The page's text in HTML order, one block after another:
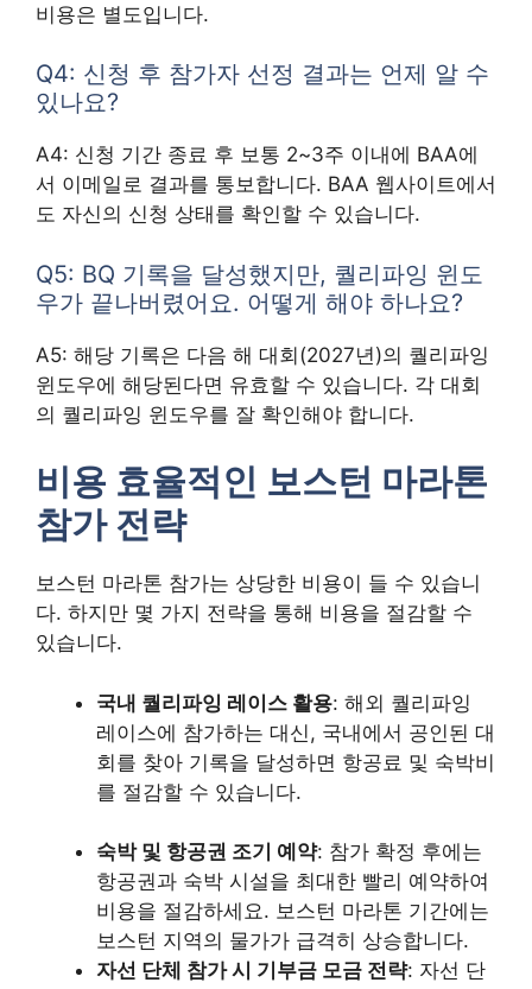
비용은 별도입니다.
Q4: 신청 후 참가자 선정 결과는 언제 알 수
있나요?
A4: 신청 기간 종료 후 보통 2~3주 이내에 BAA에
서 이메일로 결과를 통보합니다. BAA 웹사이트에서
도 자신의 신청 상태를 확인할 수 있습니다.
Q5: BQ 기록을 달성했지만, 퀄리파잉 윈도
우가 끝나버렸어요. 어떻게 해야 하나요?
A5: 해당 기록은 다음 해 대회(2027년)의 퀄리파잉
윈도우에 해당된다면 유효할 수 있습니다. 각 대회
의 퀄리파잉 윈도우를 잘 확인해야 합니다.
비용 효율적인 보스턴 마라톤
참가 전략
보스턴 마라톤 참가는 상당한 비용이 들 수 있습니
다. 하지만 몇 가지 전략을 통해 비용을 절감할 수
있습니다.
국내 퀄리파잉 레이스 활용: 해외 퀄리파잉
레이스에 참가하는 대신, 국내에서 공인된 대
회를 찾아 기록을 달성하면 항공료 및 숙박비
를 절감할 수 있습니다.
숙박 및 항공권 조기 예약: 참가 확정 후에는
항공권과 숙박 시설을 최대한 빨리 예약하여
비용을 절감하세요. 보스턴 마라톤 기간에는
보스턴 지역의 물가가 급격히 상승합니다.
자선 단체 참가 시 기부금 모금 전략: 자선 단